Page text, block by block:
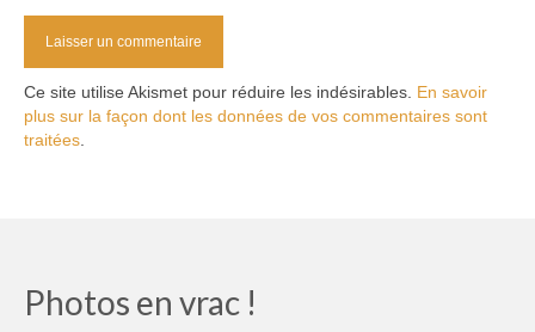
Ce site utilise Akismet pour réduire les indésirables. En savoir
plus sur la façon dont les données de vos commentaires sont
traitées
Photos en vrac !